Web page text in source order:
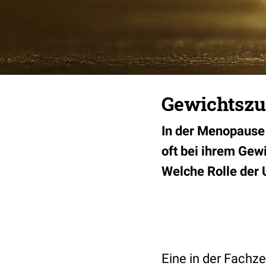
In der
oft bei ihrem
Welche Rolle der
Eine in der